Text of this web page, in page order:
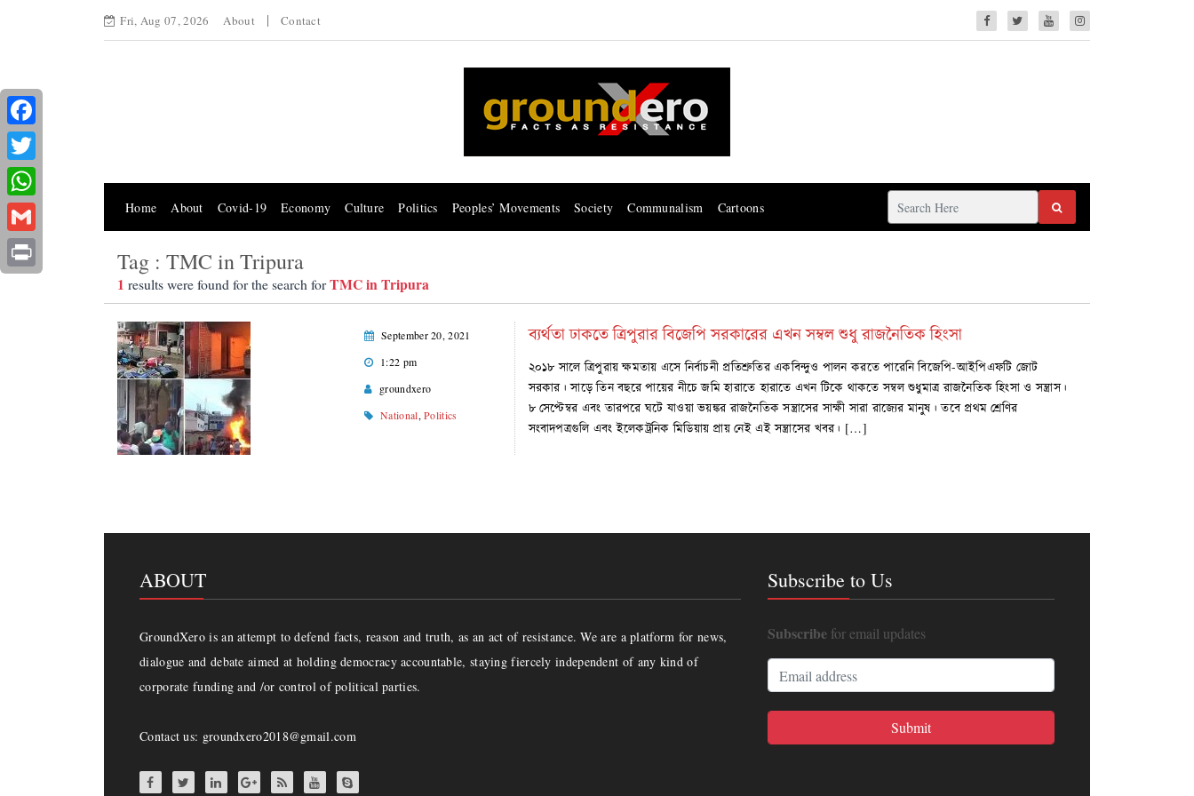
Fri, Aug 07, 2026 About Contact
Home About Covid-19 Economy Culture Politics Peoples’ Movements Society Communalism Cartoons
Tag : TMC in Tripura
1 results were found for the search forTMC in Tripura
September 20, 2021
1:22 pm
groundxero
National,Politics
ব্যর্থতা ঢাকতে ত্রিপুরার বিজেপি সরকারের এখন সম্বল শুধু রাজনৈতিক হিংসা
২০১৮ সালে ত্রিপুরায় ক্ষমতায় এসে নির্বাচনী প্রতিশ্রুতির একবিন্দুও পালন করতে পারেনি বিজেপি-আইপিএফটি জোট
সরকার। সাড়ে তিন বছরে পায়ের নীচে জমি হারাতে হারাতে এখন টিকে থাকতে সম্বল শুধুমাত্র রাজনৈতিক হিংসা ও সন্ত্রাস।
৮ সেপ্টেম্বর এবং তারপরে ঘটে যাওয়া ভয়ঙ্কর রাজনৈতিক সন্ত্রাসের সাক্ষী সারা রাজ্যের মানুষ। তবে প্রথম শ্রেণির
সংবাদপত্রগুলি এবং ইলেকট্রনিক মিডিয়ায় প্রায় নেই এই সন্ত্রাসের খবর। […]
ABOUT
GroundXero is an attempt to defend facts, reason and truth, as an act of resistance. We are a platform for news,
dialogue and debate aimed at holding democracy accountable, staying fiercely independent of any kind of
corporate funding and /or control of political parties.
Contact us: groundxero2018@gmail.com
Subscribe to Us
Subscribefor email updates
Facebook
Twitter
WhatsApp
Gmail